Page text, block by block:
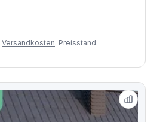
Versandkosten. Preisstand: